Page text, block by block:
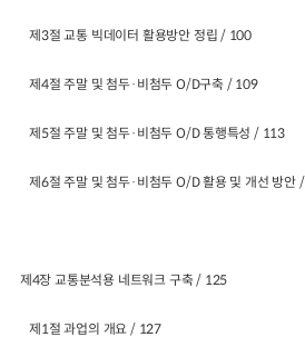
제3절 교통 빅데이터 활용방안 정립 / 100
제4절 주말 및 첨두·비첨두 O/D구축 / 109
제5절 주말 및 첨두·비첨두 O/D 통행특성 / 113
제6절 주말 및 첨두·비첨두 O/D 활용 및 개선 방안
제4장 교통분석용 네트워크 구축 / 125
제1절 과업의 개요 / 127